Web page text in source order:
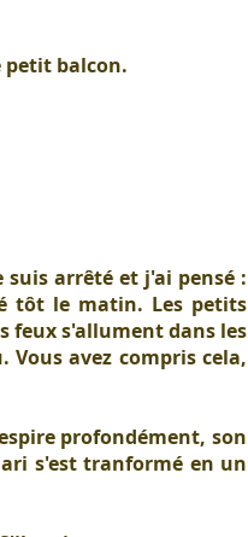
petit balcon.
suis arrêté et j'ai pensé :
tôt le matin. Les petits
feux s'allument dans les
avez compris cela,
profondément, son
s'est tranformé en un